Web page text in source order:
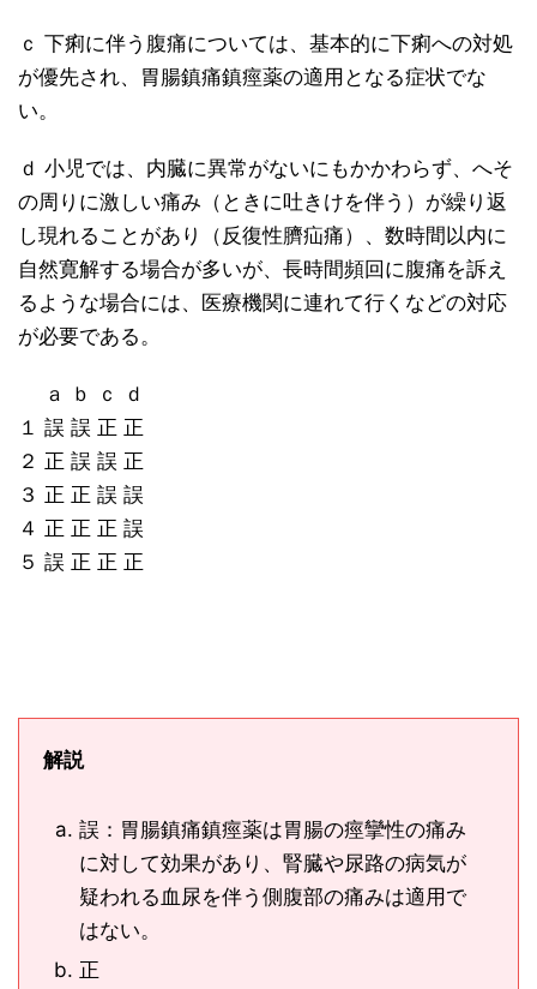
ｃ 下痢に伴う腹痛については、基本的に下痢への対処
が優先され、胃腸鎮痛鎮痙薬の適用となる症状でな
い。
ｄ 小児では、内臓に異常がないにもかかわらず、へそ
の周りに激しい痛み（ときに吐きけを伴う）が繰り返
し現れることがあり（反復性臍疝痛）、数時間以内に
自然寛解する場合が多いが、長時間頻回に腹痛を訴え
るような場合には、医療機関に連れて行くなどの対応
が必要である。
ａ ｂ ｃ ｄ
１ 誤 誤 正 正
２ 正 誤 誤 正
３ 正 正 誤 誤
４ 正 正 正 誤
５ 誤 正 正 正
解説
誤：胃腸鎮痛鎮痙薬は胃腸の痙攣性の痛み
に対して効果があり、腎臓や尿路の病気が
疑われる血尿を伴う側腹部の痛みは適用で
はない。
正